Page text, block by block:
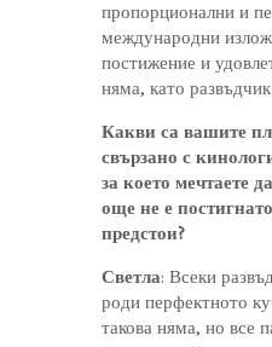
пропорционални и
международни
постижение и
няма, като
Какви са вашите
свързано с
за което мечтаете
още не е
предстои?
Светла: Всеки
роди перфектното
такова няма, но все